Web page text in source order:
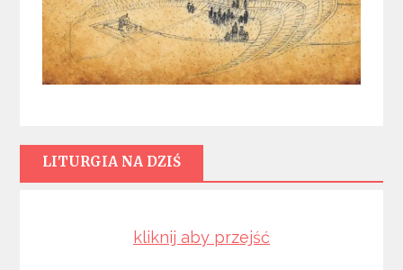
LITURGIA NA DZIŚ
kliknij aby przejść